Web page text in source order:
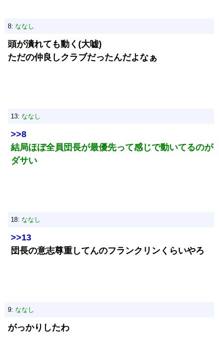
8: ななし
頭が潰れても動く(大嘘)
ただの仲良しクラブだったんだよなぁ
13: ななし
>>8
結局ほぼ全員団長が最優先って感じで動いてるのが
ダサい
18: ななし
>>13
団長の意志尊重してんのフランクリンくらいやろ
9: ななし
がっかりしたわ